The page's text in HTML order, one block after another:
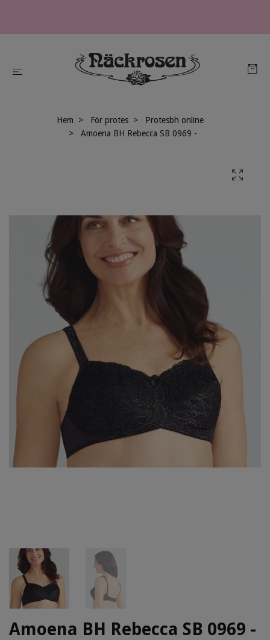
Hem För protes
Protesbh online
Amoena BH Rebecca SB 0969 -
Amoena BH Rebecca SB 0969 -